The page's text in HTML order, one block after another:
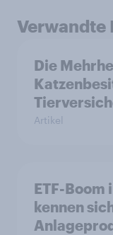
Verwandte
Die
Artikel
ETF-Boom
kennen